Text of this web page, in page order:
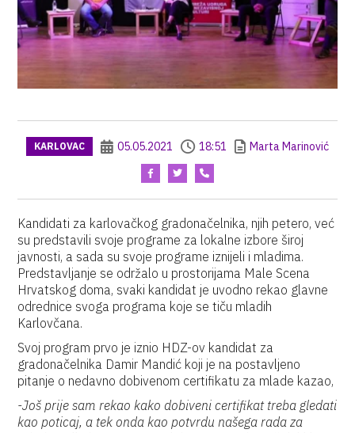
KARLOVAC 05.05.2021 18:51 Marta Marinović
Kandidati za karlovačkog gradonačelnika, njih petero, već
su predstavili svoje programe za lokalne izbore široj
javnosti, a sada su svoje programe iznijeli i mladima.
Predstavljanje se održalo u prostorijama Male Scena
Hrvatskog doma, svaki kandidat je uvodno rekao glavne
odrednice svoga programa koje se tiču mladih
Karlovčana.
Svoj program prvo je iznio HDZ-ov kandidat za
gradonačelnika Damir Mandić koji je na postavljeno
pitanje o nedavno dobivenom certifikatu za mlade kazao,
-Još prije sam rekao kako dobiveni certifikat treba gledati
kao poticaj, a tek onda kao potvrdu našega rada za